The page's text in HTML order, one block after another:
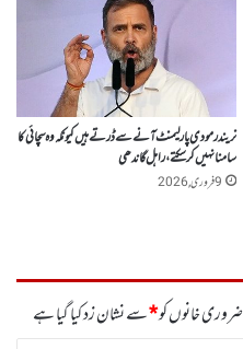
نریندر مودی پارلیمنٹ آنے سے ڈرتے ہیں کیونکہ وہ سچائی کا
سامنا نہیں کر سکتے، راہل گاندھی
9 فروری, 2026
ضروری خانوں کو*سے نشان زد کیا گیا ہے